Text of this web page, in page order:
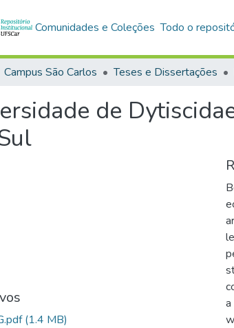
Comunidades e Coleções Todo o
Campus São Carlos Teses e Dissertações
de
(1.4 MB)